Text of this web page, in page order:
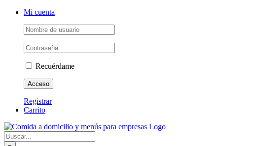
Saltar
contenido
Facebook
Instagram
PinterestMi cuenta
Recuérdame
Registrar
Carrito
Buscar: